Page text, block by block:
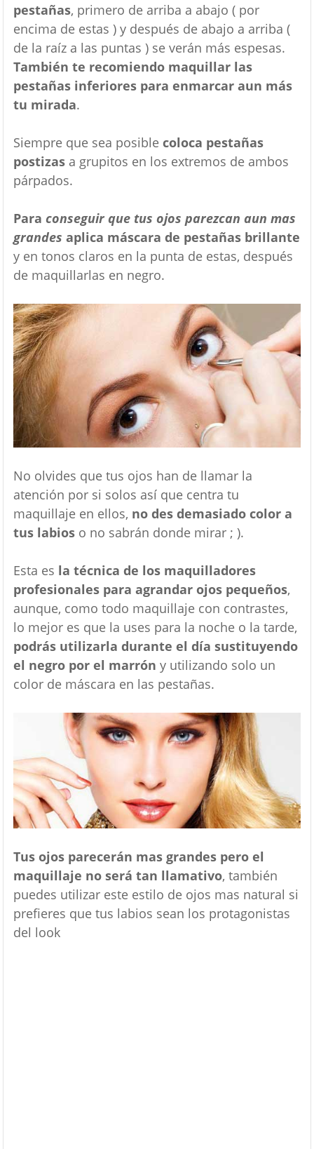
pestañas, primero de arriba a abajo ( por
encima de estas ) y después de abajo a arriba (
de la raíz a las puntas ) se verán más espesas.
También te recomiendo maquillar las
pestañas inferiores para enmarcar aun más
tu mirada.
Siempre que sea posible coloca pestañas
postizasa grupitos en los extremos de ambos
párpados.
Para conseguir que tus ojos parezcan aun mas
grandes aplica máscara de pestañas brillante
y en tonos claros en la punta de estas, después
de maquillarlas en negro.
No olvides que tus ojos han de llamar la
atención por si solos así que centra tu
maquillaje en ellos, no des demasiado color a
tus labioso no sabrán donde mirar ; ).
Esta es la técnica de los maquilladores
profesionales para agrandar ojos pequeños,
aunque, como todo maquillaje con contrastes,
lo mejor es que la uses para la noche o la tarde,
podrás utilizarla durante el día sustituyendo
el negro por el marrón y utilizando solo un
color de máscara en las pestañas.
Tus ojos parecerán mas grandes pero el
maquillaje no será tan llamativo, también
puedes utilizar este estilo de ojos mas natural si
prefieres que tus labios sean los protagonistas
del look